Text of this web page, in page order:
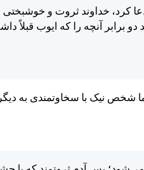
كرد، خداوند ثروت و
دو برابر آنچه را كه ايوب قبلاً
شخص نيک با سخاوتمندی به